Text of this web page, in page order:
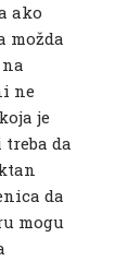
ako
možda
ne
je
da
da
mogu